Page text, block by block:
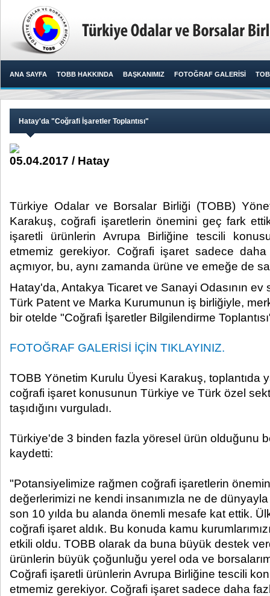
ANA SAYFA TOBB HAKKINDA BAŞKANIMIZ FOTOĞRAF GALERİSİ
Hatay'da "Coğrafi İşaretler Toplantısı"
05.04.2017 / Hatay
Türkiye Odalar ve Borsalar Birliği (TOBB)
Karakuş, coğrafi işaretlerin önemini geç fark
işaretli ürünlerin Avrupa Birliğine tescili
etmemiz gerekiyor. Coğrafi işaret sadece daha
açmıyor, bu, aynı zamanda ürüne ve emeğe de
Hatay'da, Antakya Ticaret ve Sanayi Odasının
Türk Patent ve Marka Kurumunun iş birliğiyle,
bir otelde "Coğrafi İşaretler Bilgilendirme
FOTOĞRAF GALERİSİ İÇİN TIKLAYINIZ.
TOBB Yönetim Kurulu Üyesi Karakuş, toplantıda
coğrafi işaret konusunun Türkiye ve Türk özel
taşıdığını vurguladı.
Türkiye'de 3 binden fazla yöresel ürün olduğunu
kaydetti:
"Potansiyelimize rağmen coğrafi işaretlerin
değerlerimizi ne kendi insanımızla ne de
son 10 yılda bu alanda önemli mesafe kat ettik.
coğrafi işaret aldık. Bu konuda kamu
etkili oldu. TOBB olarak da buna büyük destek
ürünlerin büyük çoğunluğu yerel oda ve
Coğrafi işaretli ürünlerin Avrupa Birliğine tescili
etmemiz gerekiyor. Coğrafi işaret sadece daha